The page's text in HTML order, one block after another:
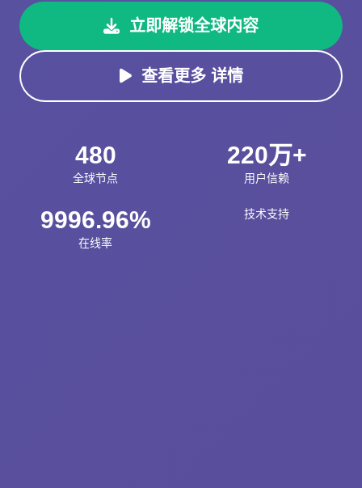
立即解锁全球内容
查看更多 详情
480
全球节点
220万+
用户信赖
9996.96%
在线率
技术支持